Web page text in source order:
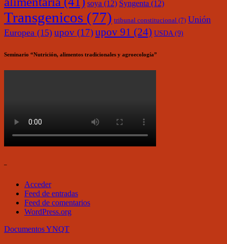
soya (12) Syngenta (12)
Transgenicos (77) tribunal constitucional (7) Unión
Europea (15) upov (17)upov 91 (24) USDA (9)
Seminario “Nutrición, alimentos tradicionales y agroecología”
–
Acceder
Feed de entradas
Feed de comentarios
WordPress.org
DocumentosYNQT